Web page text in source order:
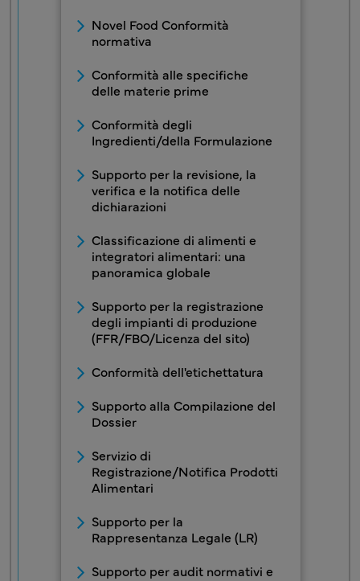
Novel Food Conformità
normativa
Conformità alle specifiche
delle materie prime
Conformità degli
Ingredienti/della Formulazione
Supporto per la revisione, la
verifica e la notifica delle
dichiarazioni
Classificazione di alimenti e
integratori alimentari: una
panoramica globale
Supporto per la registrazione
degli impianti di produzione
(FFR/FBO/Licenza del sito)
Conformità dell'etichettatura
Supporto alla Compilazione del
Dossier
Servizio di
Registrazione/Notifica Prodotti
Alimentari
Supporto per la
Rappresentanza Legale (LR)
Supporto per audit normativi e